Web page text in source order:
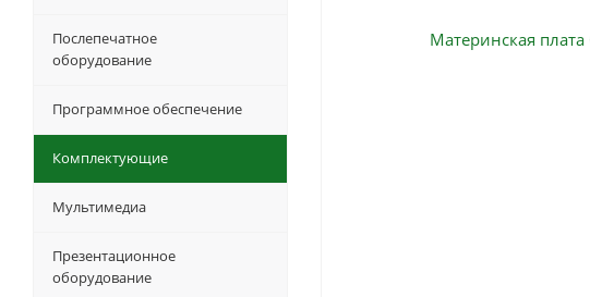
Послепечатное
оборудование
Программное обеспечение
Комплектующие
Мультимедиа
Презентационное
оборудование